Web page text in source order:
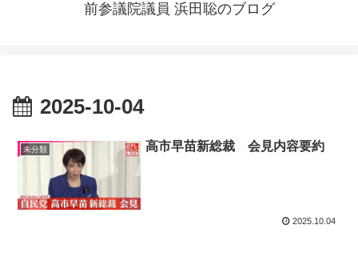
前参議院議員 浜田聡のブログ
2025-10-04
未分類 高市早苗新総裁 会見内容要約
2025.10.04